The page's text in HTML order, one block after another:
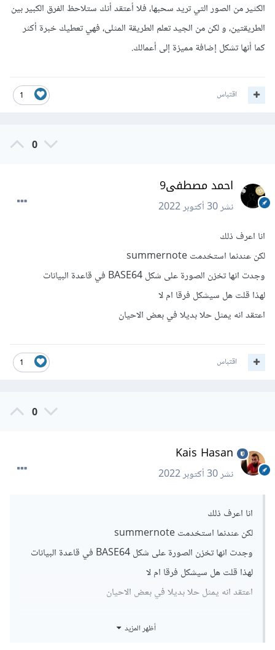
الكثير من الصور التي تريد سحبها، فلا أعتقد أنك ستلاحظ الفرق الكبير بين
الطريقتين، و لكن من الجيد تعلم الطريقة المثلى، فهي تعطيك خبرة أكثر
كما أنها تشكل إضافة مميزة إلى أعمالك.
1 اقتباس
0
احمد مصطفى9
نشر30 أكتوبر 2022
انا اعرف ذلك
لكن عندنما استخدمت summernote
وجدت انها تخزن الصورة على شكل BASE64 في قاعدة البيانات
لهذا قلت هل سيشكل فرقا ام لا
اعتقد انه يمثل حلا بديلا في بعض الاحيان
1 اقتباس
0
Kais Hasan
نشر30 أكتوبر 2022
انا اعرف ذلك
لكن عندنما استخدمت summernote
وجدت انها تخزن الصورة على شكل BASE64 في قاعدة البيانات
لهذا قلت هل سيشكل فرقا ام لا
اعتقد انه يمثل حلا بديلا في بعض الاحيان
أظهر المزيد